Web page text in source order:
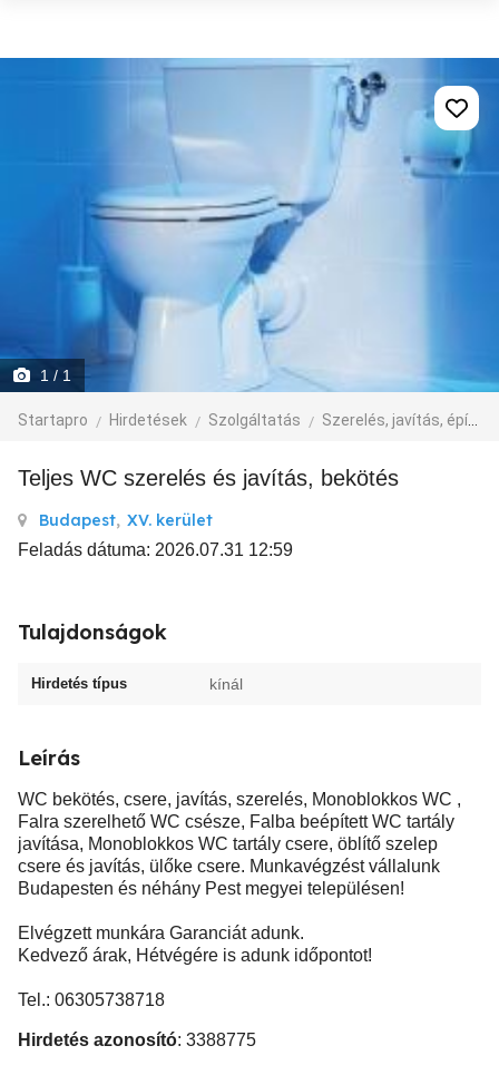
1 / 1
Startapro Hirdetések Szolgáltatás Szerelés, javítás, építkezés
Teljes WC szerelés és javítás, bekötés
Budapest, XV. kerület
Feladás dátuma: 2026.07.31 12:59
Tulajdonságok
Hirdetés típus kínál
Leírás
WC bekötés, csere, javítás, szerelés, Monoblokkos WC ,
Falra szerelhető WC csésze, Falba beépített WC tartály
javítása, Monoblokkos WC tartály csere, öblítő szelep
csere és javítás, ülőke csere. Munkavégzést vállalunk
Budapesten és néhány Pest megyei településen!
Elvégzett munkára Garanciát adunk.
Kedvező árak, Hétvégére is adunk időpontot!
Tel.: 06305738718
Hirdetés azonosító: 3388775